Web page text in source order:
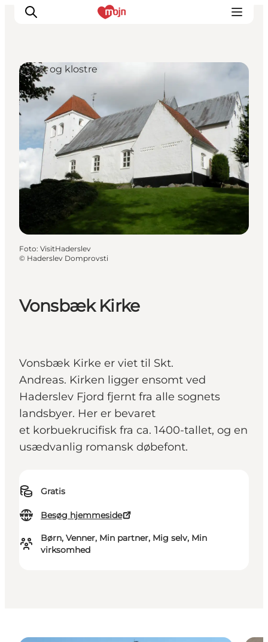
Oplevelser
Byer & Steder
Det sker
Overnatning
Planlæg din ferie
Booking
Vonsbæk Kirke
Vonsbæk Kirke er viet til Skt.
Andreas. Kirken ligger ensomt ved
Haderslev Fjord fjernt fra alle sognets
landsbyer. Her er bevaret
et korbuekrucifisk fra ca. 1400-tallet, og en
usædvanlig romansk døbefont.
Gratis
Besøg hjemmeside
Børn, Venner, Min partner, Mig selv, Min
virksomhed
Kirker og klostre
Foto: VisitHaderslev
© Haderslev Domprovsti